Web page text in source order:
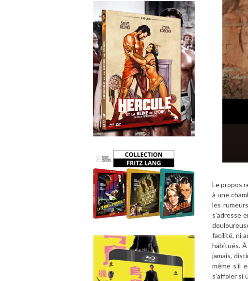
Le propos
à une
les
s’adresse
facilité, ni
habitués.
jamais,
même s’il
s’affoler si